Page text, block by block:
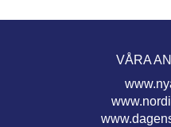
VÅRA